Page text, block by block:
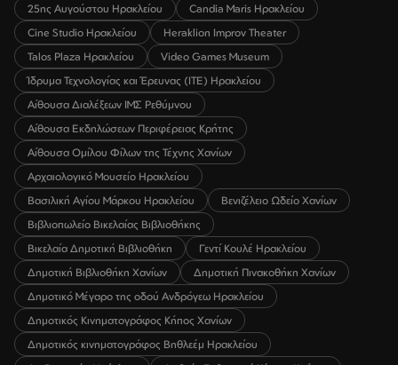
25ης Αυγούστου Ηρακλείου
Candia Maris Ηρακλείου
Cine Studio Ηρακλείου
Heraklion Improv Theater
Talos Plaza Ηρακλείου
Video Games Museum
Ίδρυμα Τεχνολογίας και Έρευνας (ΙΤΕ) Ηρακλείου
Αίθουσα Διαλέξεων ΙΜΣ Ρεθύμνου
Αίθουσα Εκδηλώσεων Περιφέρειας Κρήτης
Αίθουσα Ομίλου Φίλων της Τέχνης Χανίων
Αρχαιολογικό Μουσείο Ηρακλείου
Βασιλική Αγίου Μάρκου Ηρακλείου
Βενιζέλειο Ωδείο Χανίων
Βιβλιοπωλείο Βικελαίας Βιβλιοθήκης
Βικελαία Δημοτική Βιβλιοθήκη
Γεντί Κουλέ Ηρακλείου
Δημοτική Βιβλιοθήκη Χανίων
Δημοτική Πινακοθήκη Χανίων
Δημοτικό Μέγαρο της οδού Ανδρόγεω Ηρακλείου
Δημοτικός Κινηματογράφος Κήπος Χανίων
Δημοτικός κινηματογράφος Βηθλεέμ Ηρακλείου